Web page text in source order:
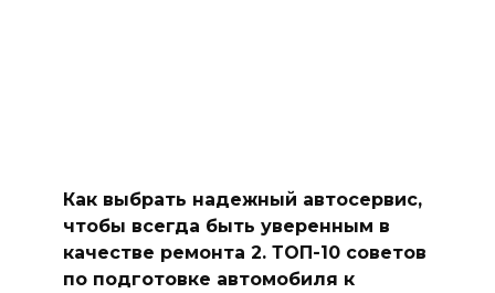
Как выбрать надежный автосервис,
чтобы всегда быть уверенным в
качестве ремонта 2. ТОП-10 советов
по подготовке автомобиля к